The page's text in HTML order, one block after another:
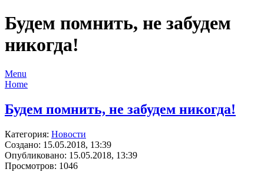
Будем помнить, не забудем
никогда!
Menu
Home
Будем помнить, не забудем никогда!
Категория: Новости
Создано: 15.05.2018, 13:39
Опубликовано: 15.05.2018, 13:39
Просмотров: 1046